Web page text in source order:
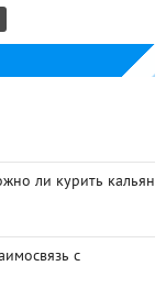
ли курить кальян
с